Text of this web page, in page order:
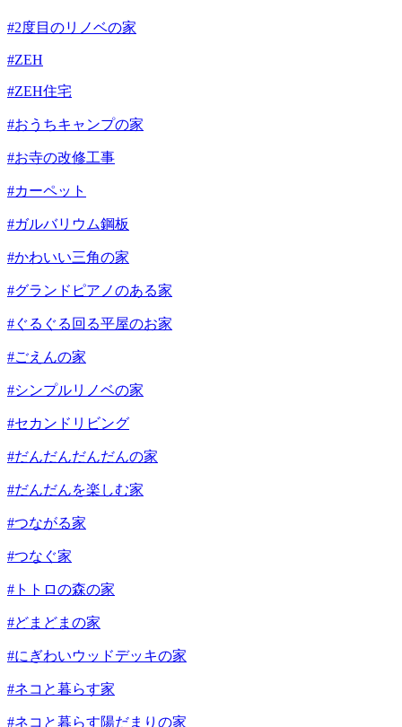
#2度目のリノベの家
#ZEH
#ZEH住宅
#おうちキャンプの家
#お寺の改修工事
#カーペット
#ガルバリウム鋼板
#かわいい三角の家
#グランドピアノのある家
#ぐるぐる回る平屋のお家
#ごえんの家
#シンプルリノベの家
#セカンドリビング
#だんだんだんだんの家
#だんだんを楽しむ家
#つながる家
#つなぐ家
#トトロの森の家
#どまどまの家
#にぎわいウッドデッキの家
#ネコと暮らす家
#ネコと暮らす陽だまりの家